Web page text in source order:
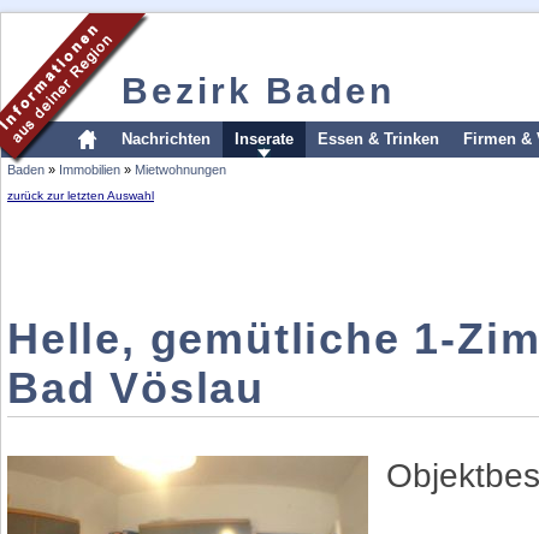
Bezirk Baden
Nachrichten Inserate Essen & Trinken Firmen &
Baden » Immobilien » Mietwohnungen
zurück zur letzten Auswahl
Helle, gemütliche 1-
Bad Vöslau